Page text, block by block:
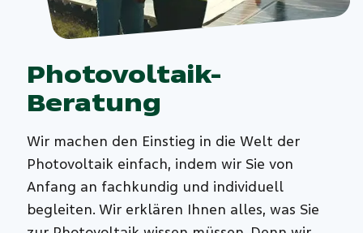
Photovoltaik-
Beratung
Wir machen den Einstieg in die Welt der
Photovoltaik einfach, indem wir Sie von
Anfang an fachkundig und individuell
begleiten. Wir erklären Ihnen alles, was Sie